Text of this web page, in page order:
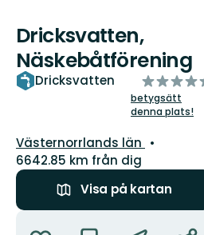
Dricksvatten,
Näskebåtförening
Dricksvatten
av
5
stjärnor
betygsätt
denna plats!
Län:
Västernorrlands län
6642.85 km från dig
Visa på kartan